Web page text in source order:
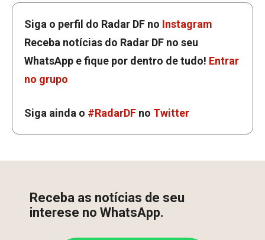
Siga o perfil do Radar DF no Instagram
Receba notícias do Radar DF no seu
WhatsApp e fique por dentro de tudo! Entrar
no grupo
Siga ainda o #RadarDF no Twitter
Receba as notícias de seu
interese no WhatsApp.